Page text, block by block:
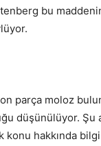
bu
parça moloz
düşünülüyor. Şu
hakkında